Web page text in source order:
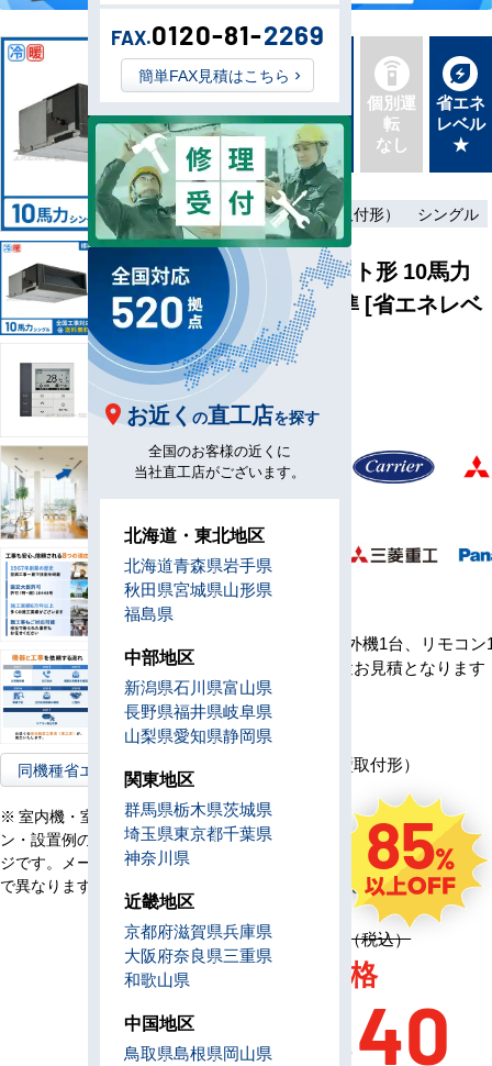
同機種省エネ型へ
※ 室内機・室外機・リモコ
ン・設置例の画像はイメー
ジです。メーカー、機種等
で異なります。
新品直
送
最新機
種
同機種
タイプ
別あり
個別運
転
なし
省エネ
レベル
★
三相200V
ワイヤード（壁取付形）
シングル
天井埋込ダクト形 10馬力
シングル 標準 [省エネレベ
ル1]
型
番
D280-H1
メ
ー
ー
内
容
室内機1台、室外機1台、リモコン
※工事費は別途お見積となります
リ
モ
ン
ワイヤード（壁取付形）
電
源
三相200V
3,703,700円（税込）
85
定価 3,703,700円（税込）
AC特別価格
521,40
FAX.0120-81-2269
簡単FAX見積はこちら
お近く の直工店を探す
全国のお客様の近くに
当社直工店がございます。
北海道・東北地区
北海道青森県岩手県
秋田県宮城県山形県
福島県
中部地区
新潟県石川県富山県
長野県福井県岐阜県
山梨県愛知県静岡県
関東地区
群馬県栃木県茨城県
埼玉県東京都千葉県
神奈川県
近畿地区
京都府滋賀県兵庫県
大阪府奈良県三重県
和歌山県
中国地区
鳥取県島根県岡山県